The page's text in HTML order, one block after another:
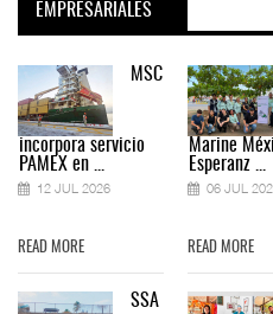
EMPRESARIALES
MSC
incorpora servicio
PAMEX en ...
12 JUL 2026
READ MORE
SSA
Marine
Esperanz ...
06 JUL
READ MORE